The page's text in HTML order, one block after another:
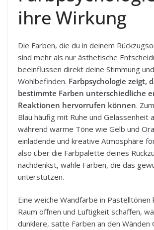
ihre Wirkung
Die Farben, die du in deinem
sind mehr als nur ästhetische
beeinflussen direkt deine Stimmung
Wohlbefinden. Farbpsychologie zeigt,
bestimmte Farben unterschiedliche
Reaktionen hervorrufen können.
Blau häufig mit Ruhe und Gelassenheit
während warme Töne wie Gelb und
einladende und kreative Atmosphäre
also über die Farbpalette deines
nachdenkst, wähle Farben, die das
unterstützen.
Eine weiche Wandfarbe in Pastelltönen
Raum öffnen und Luftigkeit schaffen,
dunklere, satte Farben an den Wänden